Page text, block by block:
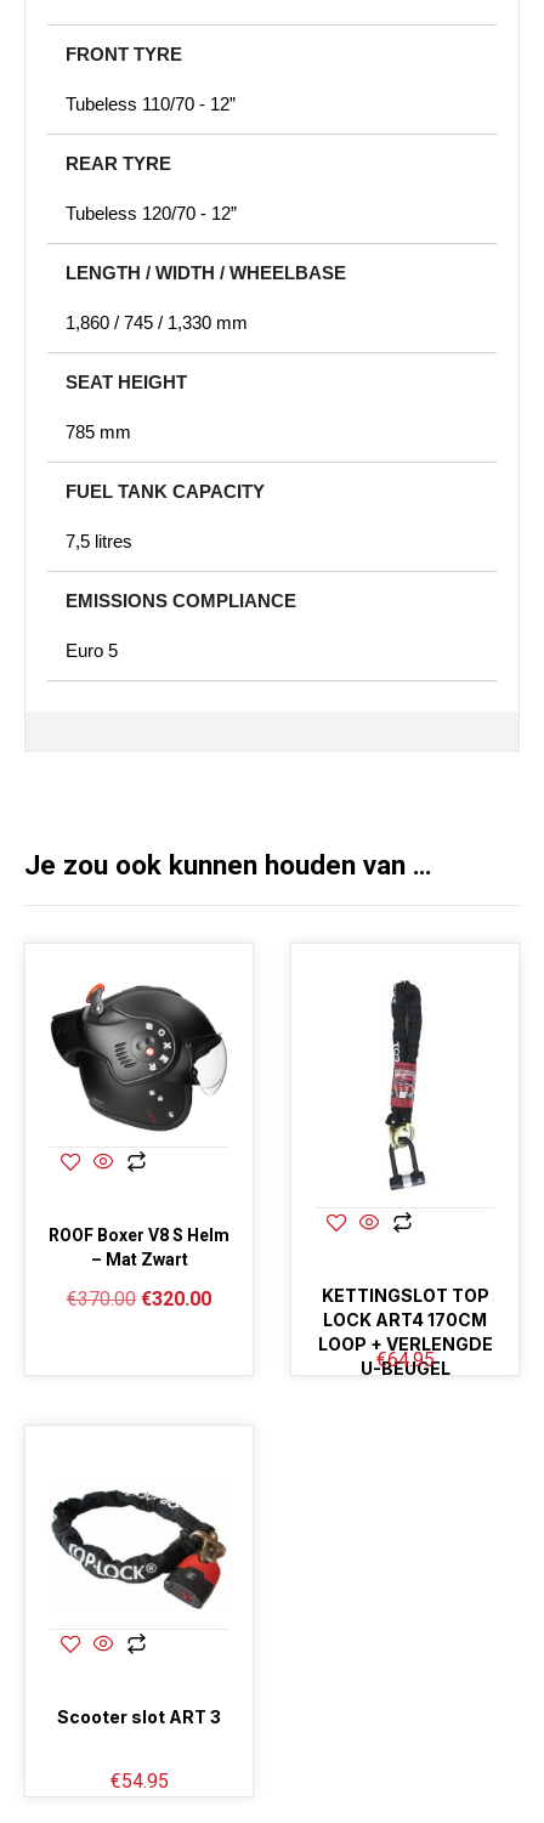
FRONT TYRE
Tubeless 110/70 - 12”
REAR TYRE
Tubeless 120/70 - 12”
LENGTH / WIDTH / WHEELBASE
1,860 / 745 / 1,330 mm
SEAT HEIGHT
785 mm
FUEL TANK CAPACITY
7,5 litres
EMISSIONS COMPLIANCE
Euro 5
Je zou ook kunnen houden van …
ROOF Boxer V8 S Helm
– Mat Zwart
€370.00 €320.00
KETTINGSLOT TOP
LOCK ART4 170CM
LOOP + VERLENGDE
U-BEUGEL
€64.95
Scooter slot ART 3
€54.95